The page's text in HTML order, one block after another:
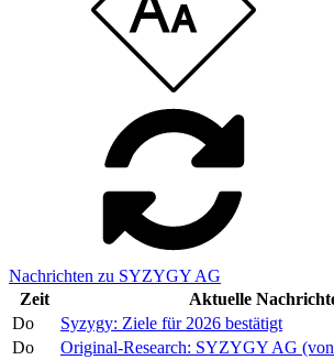
Nachrichten zu SYZYGY AG
Zeit
Aktuelle
Do
Syzygy: Ziele für 2026 bestätigt
Do
Original-Research: SYZYGY AG